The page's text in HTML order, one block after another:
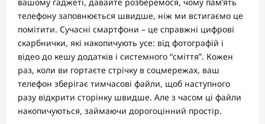
телефону заповнюється швидше, ніж ми встигаємо це
помітити. Сучасні смартфони – це справжні цифрові
скарбнички, які накопичують усе: від фотографій і
відео до кешу додатків і системного “сміття”. Кожен
раз, коли ви гортаєте стрічку в соцмережах, ваш
телефон зберігає тимчасові файли, щоб наступного
разу відкрити сторінку швидше. Але з часом ці файли
накопичуються, займаючи дорогоцінний простір.